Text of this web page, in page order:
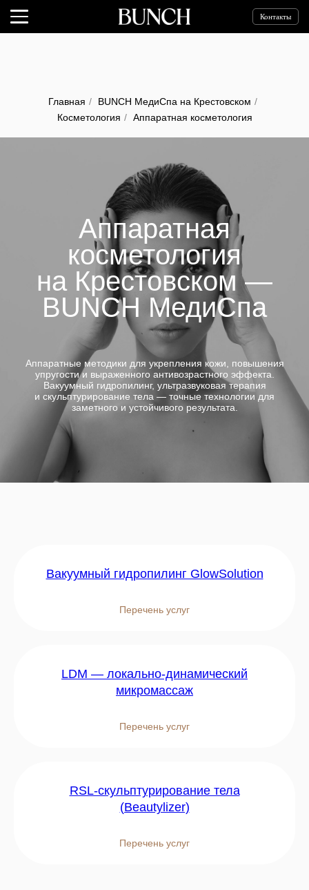
Контакты
Главная / BUNCH МедиСпа на Крестовском /
Косметология / Аппаратная косметология
Аппаратная
косметология
на Крестовском —
BUNCH МедиСпа
Аппаратные методики для укрепления кожи, повышения
упругости и выраженного антивозрастного эффекта.
Вакуумный гидропилинг, ультразвуковая терапия
и скульптурирование тела — точные технологии для
заметного и устойчивого результата.
Вакуумный гидропилинг GlowSolution
Перечень услуг
LDM — локально-динамический
микромассаж
Перечень услуг
RSL-скульптурирование тела
(Beautylizer)
Перечень услуг